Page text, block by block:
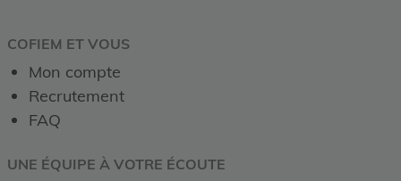
COFIEM ET VOUS
Mon compte
Recrutement
FAQ
UNE ÉQUIPE À VOTRE ÉCOUTE